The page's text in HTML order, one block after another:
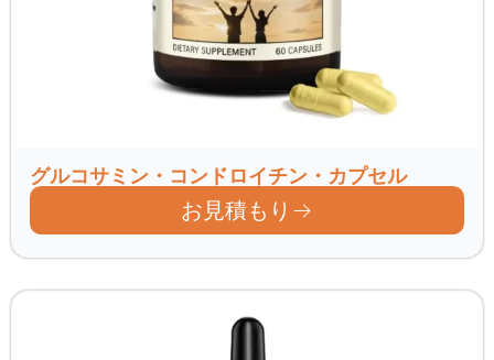
グルコサミン・コンドロイチン・カプセル
お見積もり